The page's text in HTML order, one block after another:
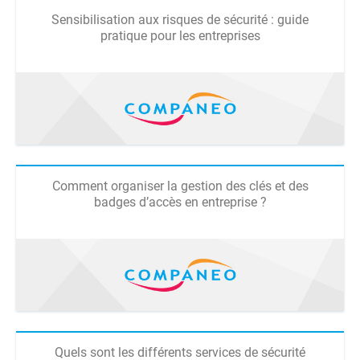
Sensibilisation aux risques de sécurité : guide
pratique pour les entreprises
Comment organiser la gestion des clés et des
badges d’accès en entreprise ?
Quels sont les différents services de sécurité